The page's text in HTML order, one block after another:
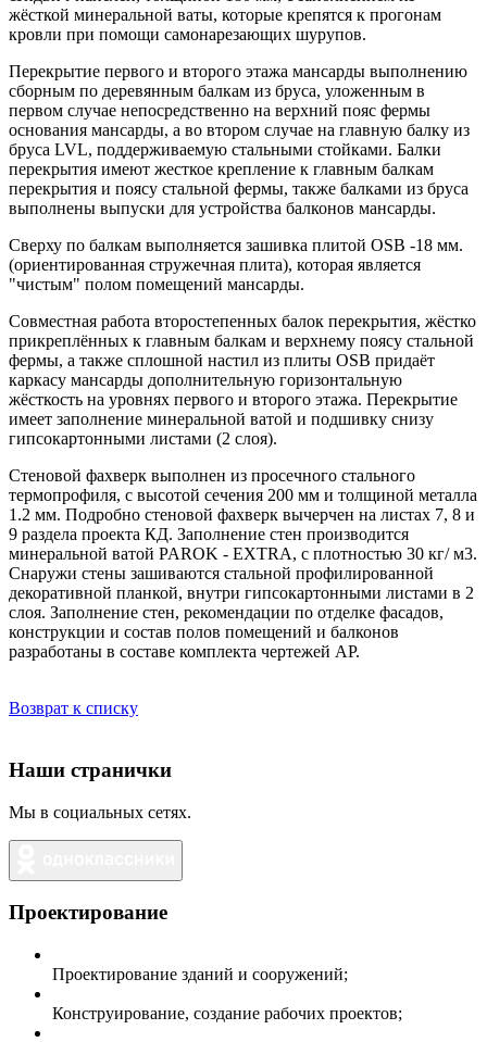
жёсткой минеральной ваты, которые крепятся к прогонам
кровли при помощи самонарезающих шурупов.
Перекрытие первого и второго этажа мансарды выполнению
сборным по деревянным балкам из бруса, уложенным в
первом случае непосредственно на верхний пояс фермы
основания мансарды, а во втором случае на главную балку из
бруса LVL, поддерживаемую стальными стойками. Балки
перекрытия имеют жесткое крепление к главным балкам
перекрытия и поясу стальной фермы, также балками из бруса
выполнены выпуски для устройства балконов мансарды.
Сверху по балкам выполняется зашивка плитой OSB -18 мм.
(ориентированная стружечная плита), которая является
"чистым" полом помещений мансарды.
Совместная работа второстепенных балок перекрытия, жёстко
прикреплённых к главным балкам и верхнему поясу стальной
фермы, а также сплошной настил из плиты OSB придаёт
каркасу мансарды дополнительную горизонтальную
жёсткость на уровнях первого и второго этажа. Перекрытие
имеет заполнение минеральной ватой и подшивку снизу
гипсокартонными листами (2 слоя).
Стеновой фахверк выполнен из просечного стального
термопрофиля, с высотой сечения 200 мм и толщиной металла
1.2 мм. Подробно стеновой фахверк вычерчен на листах 7, 8 и
9 раздела проекта КД. Заполнение стен производится
минеральной ватой PAROK - EXTRA, с плотностью 30 кг/ м3.
Снаружи стены зашиваются стальной профилированной
декоративной планкой, внутри гипсокартонными листами в 2
слоя. Заполнение стен, рекомендации по отделке фасадов,
конструкции и состав полов помещений и балконов
разработаны в составе комплекта чертежей АР.
Возврат к списку
Наши странички
Мы в социальных сетях.
Проектирование
Проектирование зданий и сооружений;
Конструирование, создание рабочих проектов;